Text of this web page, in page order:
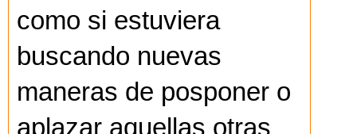
como si estuviera
buscando nuevas
maneras de posponer o
aplazar aquellas otras